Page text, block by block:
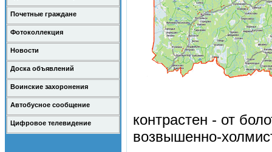
Почетные граждане
Фотоколлекция
Новости
Доска объявлений
Воинские захоронения
Автобусное сообщение
Цифровое телевидение
контрастен - от
возвышенно-